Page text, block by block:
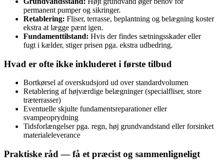
permanent pumper og sikringer.
Retablering: Fliser, terrasse, beplantning og belægning koster
ekstra at lægge pænt igen.
Fundamenttilstand: Hvis der findes sætningsskader eller
fugt i kælder, stiger prisen pga. ekstra udbedring.
Hvad er ofte ikke inkluderet i første tilbud
Bortkørsel af overskudsjord ud over standardvolumen
Retablering af højværdige belægninger (specialfliser, store
træterrasser)
Eventuelle skjulte fundamentsreparationer eller
svampeoprydning
Tidsforlængelser pga. regn, høj grundvandstand eller forsinket
materialeleverance
Praktiske råd — få et præcist og sammenligneligt